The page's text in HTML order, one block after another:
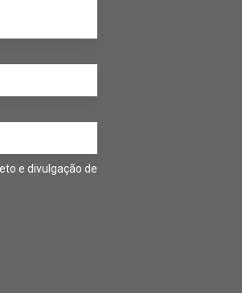
e divulgação de